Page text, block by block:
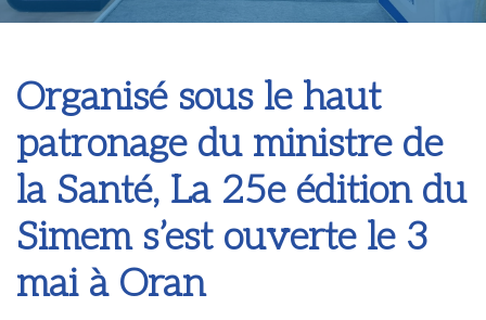
Organisé sous le haut
patronage du ministre de
la Santé, La 25e édition du
Simem s’est ouverte le 3
mai à Oran